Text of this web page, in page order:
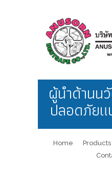
ผู้นำด้านน
ปลอดภัย
Home Products